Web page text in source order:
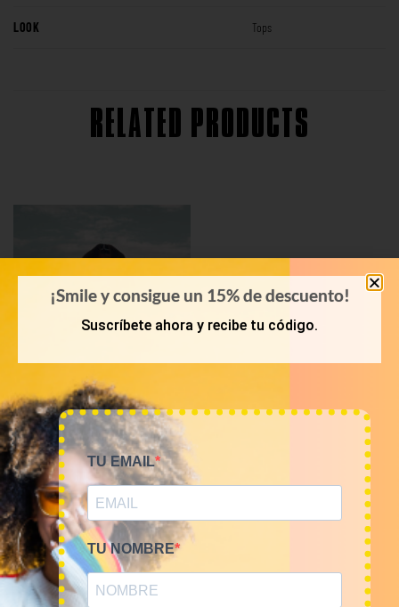
LOOK Tops
RELATED PRODUCTS
KILOS
Mix prendas de piel 9€/kg
45,00€–180,00€ (sin IVA)
¡Smile y consigue un 15% de descuento!
Suscríbete ahora y recibe tu código.
TU EMAIL
TU NOMBRE